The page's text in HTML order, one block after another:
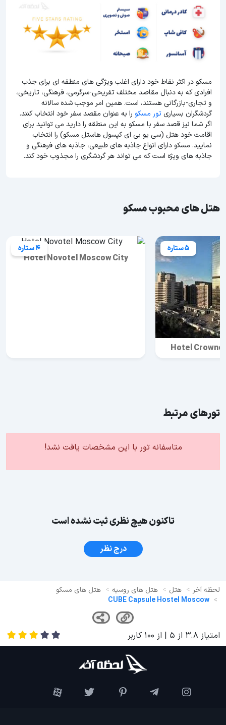
مسکو در اکثر نقاط خود دارای اغلب ویژگی های منطقه ای برای جذب
افرادی که به دنبال مقاصد مختلف تفریحی-سرگرمی، فرهنگی، تاریخی،
و تجاری-بازرگانی هستند، است. همین امر موجب شده سالانه
گردشگران بسیاریتور مسکو را به عنوان مقصد سفر خود انتخاب کنند.
اگر شما نیز قصد سفر با مسکو به این منطقه را دارید می توانید برای
اقامت خود هتل (سی یو بی ای کپسول هاستل مسکو) را انتخاب
نمایید. مسکو دارای انواع جاذبه های طبیعی، جاذبه های فرهنگی و
جاذبه های ویژه است که می تواند هر گردشگری را مجذوب خود کند.
هتل های محبوب مسکو
5 ستاره
Hotel Crowne
4 ستاره
Hotel Novotel Moscow City
تورهای مرتبط
متاسفانه تور با این مشخصات یافت نشد!
تاکنون هیچ نظری ثبت نشده است
درج نظر
لحظه آخر هتل هتل های روسیه
هتل های مسکو
CUBE Capsule Hostel Moscow
امتیاز 3.8 از 5 | از 100 کاربر